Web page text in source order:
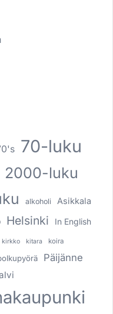
70-luku
2000-luku
alkoholi Asikkala
Helsinki In English
kirkko kitara koira
Päijänne